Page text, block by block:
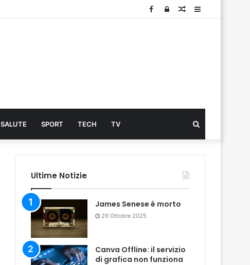
Sidebar
Articolo
Log
Facebook
SALUTE SPORT TECH TV
...
Ultime Notizie
James Senese è morto
29 Ottobre 2025
Canva Offline: il servizio
di grafica non funziona